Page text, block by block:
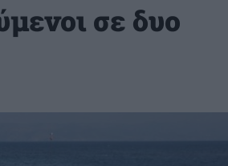
σε δυο